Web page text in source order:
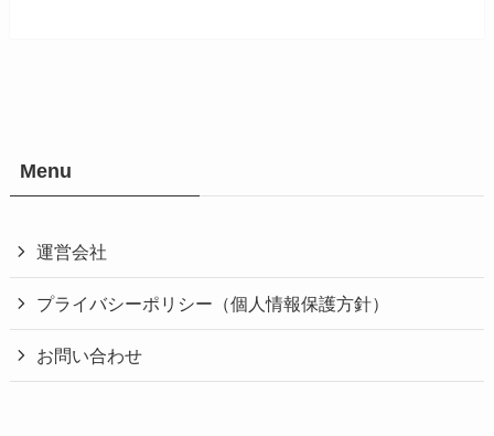
Menu
運営会社
プライバシーポリシー（個人情報保護方針）
お問い合わせ